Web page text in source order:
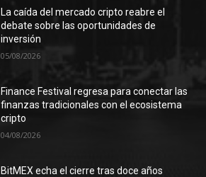
La caída del mercado cripto reabre el
debate sobre las oportunidades de
inversión
05/08/2026
Finance Festival regresa para conectar las
finanzas tradicionales con el ecosistema
cripto
04/08/2026
BitMEX echa el cierre tras doce años